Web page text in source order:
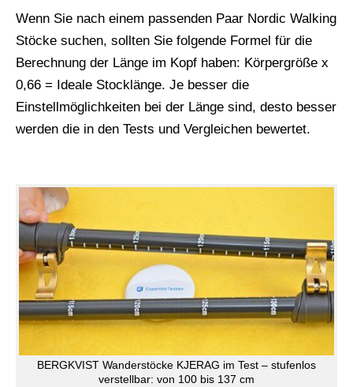
Wenn Sie nach einem passenden Paar Nordic Walking
Stöcke suchen, sollten Sie folgende Formel für die
Berechnung der Länge im Kopf haben: Körpergröße x
0,66 = Ideale Stocklänge. Je besser die
Einstellmöglichkeiten bei der Länge sind, desto besser
werden die in den Tests und Vergleichen bewertet.
BERGKVIST Wanderstöcke KJERAG im Test – stufenlos
verstellbar: von 100 bis 137 cm